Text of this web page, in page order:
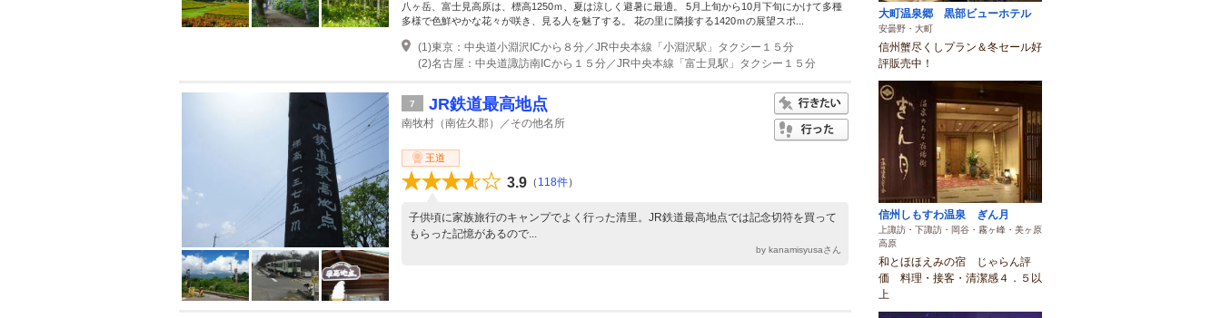
八ヶ岳、富士見高原は、標高1250ｍ、夏は涼しく避暑に最適。 5月上旬から10月下旬にかけて多種
多様で色鮮やかな花々が咲き、見る人を魅了する。 花の里に隣接する1420ｍの展望スポ...
(1)東京：中央道小淵沢ICから８分／JR中央本線「小淵沢駅」タクシー１５分
(2)名古屋：中央道諏訪南ICから１５分／JR中央本線「富士見駅」タクシー１５分
7 JR鉄道最高地点
南牧村（南佐久郡）／その他名所
王道
3.9 （ 118件）
子供頃に家族旅行のキャンプでよく行った清里。JR鉄道最高地点では記念切符を買って
もらった記憶があるので...
by kanamisyusaさん
大町温泉郷 黒部ビューホテル
安曇野・大町
信州蟹尽くしプラン＆冬セール好
評販売中！
信州しもすわ温泉 ぎん月
上諏訪・下諏訪・岡谷・霧ヶ峰・美ヶ原
高原
和とほほえみの宿 じゃらん評
価 料理・接客・清潔感４．５以
上